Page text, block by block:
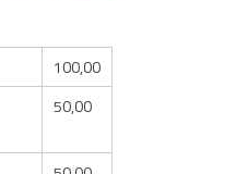
100,00
50,00